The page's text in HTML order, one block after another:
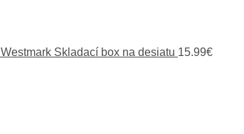
Westmark Skladací box na desiatu 15.99€